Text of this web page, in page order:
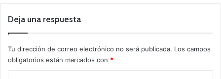
Deja una respuesta
Tu dirección de correo electrónico no será publicada. Los campos
obligatorios están marcados con *